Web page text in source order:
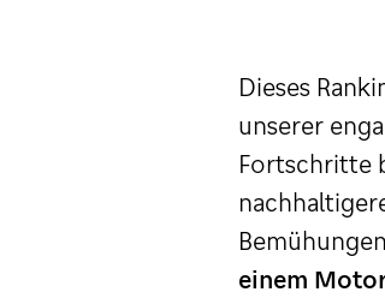
Dieses
unserer
Fortschritte
einem